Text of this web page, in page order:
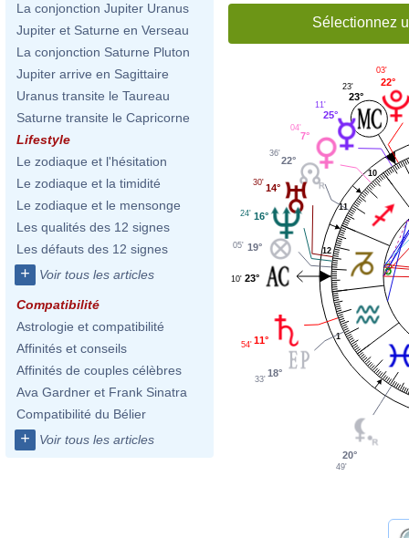
La conjonction Jupiter Uranus
Jupiter et Saturne en Verseau
La conjonction Saturne Pluton
Jupiter arrive en Sagittaire
Uranus transite le Taureau
Saturne transite le Capricorne
Lifestyle
Le zodiaque et l'hésitation
Le zodiaque et la timidité
Le zodiaque et le mensonge
Les qualités des 12 signes
Les défauts des 12 signes
+ Voir tous les articles
Compatibilité
Astrologie et compatibilité
Affinités et conseils
Affinités de couples célèbres
Ava Gardner et Frank Sinatra
Compatibilité du Bélier
+ Voir tous les articles
Sélectionnez
1
10
11
12
22°
03'
23°
23'
25°
11'
7°
04'
22°
36'
14°
30'
16°
24'
19°
05'
23°
10'
11°
54'
18°
33'
20°
49'